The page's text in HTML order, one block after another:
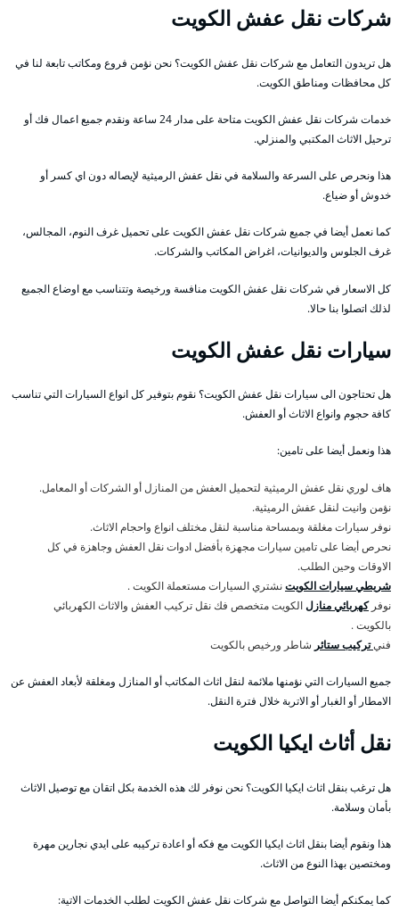
شركات نقل عفش الكويت
هل تريدون التعامل مع شركات نقل عفش الكويت؟ نحن نؤمن فروع ومكاتب تابعة لنا في
كل محافظات ومناطق الكويت.
خدمات شركات نقل عفش الكويت متاحة على مدار 24 ساعة ونقدم جميع اعمال فك أو
ترحيل الاثاث المكتبي والمنزلي.
هذا ونحرص على السرعة والسلامة في نقل عفش الرميثية لإيصاله دون اي كسر أو
خدوش أو ضياع.
كما نعمل أيضا في جميع شركات نقل عفش الكويت على تحميل غرف النوم، المجالس،
غرف الجلوس والديوانيات، اغراض المكاتب والشركات.
كل الاسعار في شركات نقل عفش الكويت منافسة ورخيصة وتتناسب مع اوضاع الجميع
لذلك اتصلوا بنا حالا.
سيارات نقل عفش الكويت
هل تحتاجون الى سيارات نقل عفش الكويت؟ نقوم بتوفير كل انواع السيارات التي تناسب
كافة حجوم وانواع الاثاث أو العفش.
هذا ونعمل أيضا على تامين:
هاف لوري نقل عفش الرميثية لتحميل العفش من المنازل أو الشركات أو المعامل.
نؤمن وانيت لنقل عفش الرميثية.
نوفر سيارات مغلقة وبمساحة مناسبة لنقل مختلف انواع واحجام الاثاث.
نحرص أيضا على تامين سيارات مجهزة بأفضل ادوات نقل العفش وجاهزة في كل
الاوقات وحين الطلب.
شريطي سيارات الكويتنشتري السيارات مستعملة الكويت .
نوفركهربائي منازلالكويت متخصص فك نقل تركيب العفش والاثاث الكهربائي
بالكويت .
فنيتركيب ستائر شاطر ورخيص بالكويت
جميع السيارات التي نؤمنها ملائمة لنقل اثاث المكاتب أو المنازل ومغلقة لأبعاد العفش عن
الامطار أو الغبار أو الاتربة خلال فترة النقل.
نقل أثاث ايكيا الكويت
هل ترغب بنقل اثاث ايكيا الكويت؟ نحن نوفر لك هذه الخدمة بكل اتقان مع توصيل الاثاث
بأمان وسلامة.
هذا ونقوم أيضا بنقل اثاث ايكيا الكويت مع فكه أو اعادة تركيبه على ايدي نجارين مهرة
ومختصين بهذا النوع من الاثاث.
كما يمكنكم أيضا التواصل مع شركات نقل عفش الكويت لطلب الخدمات الاتية: